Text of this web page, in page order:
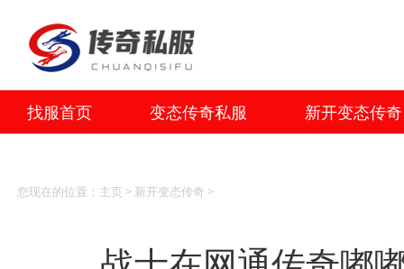
找服首页 变态传奇私服 新开变态传奇
您现在的位置： 主页 > 新开变态传奇 >